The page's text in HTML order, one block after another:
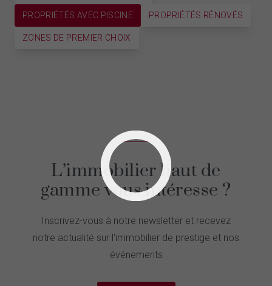
PROPRIÉTÉS AVEC PISCINE PROPRIÉTÉS RÉNOVÉS
ZONES DE PREMIER CHOIX
L’immobilier haut de
gamme vous intéresse ?
Inscrivez-vous à notre newsletter et recevez
notre actualité sur l'immobilier de prestige et nos
événements